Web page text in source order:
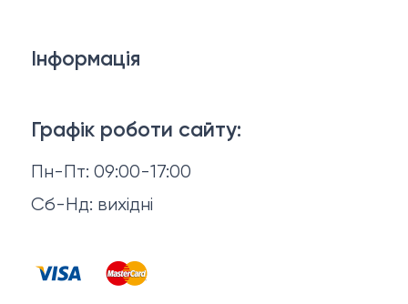
Графік роботи сайту:
Пн-Пт: 09:00-17:00
Сб-Нд: вихідні
Макіяж
Волосся
Чоловіча косметика
Косметика для манікюру та педикюру
Інформація
Відгуки
Договір оферти